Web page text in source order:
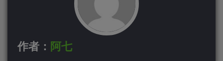
作者： 阿七